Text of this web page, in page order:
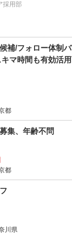
採用部
補/フォロー体制
マ時間も有効活
都
集、年齢不問
都
川県